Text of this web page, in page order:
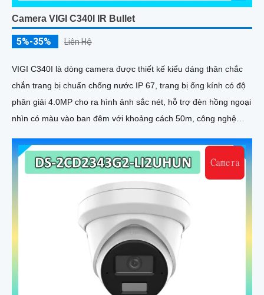
Camera VIGI C340I IR Bullet
5%-35% Liên Hệ
VIGI C340I là dòng camera được thiết kế kiểu dáng thân chắc
chắn trang bị chuẩn chống nước IP 67, trang bị ống kính có độ
phân giải 4.0MP cho ra hình ảnh sắc nét, hỗ trợ đèn hồng ngoại
nhìn có màu vào ban đêm với khoảng cách 50m, công nghệ